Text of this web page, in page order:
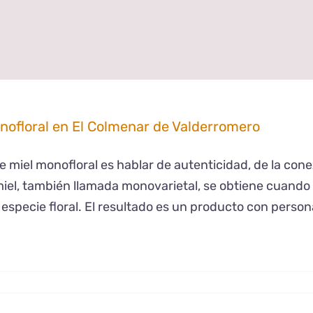
en El Colmenar de Valderromero
miel monofloral es hablar de autenticidad, de la
también llamada monovarietal, se obtiene
floral. El resultado es un producto con